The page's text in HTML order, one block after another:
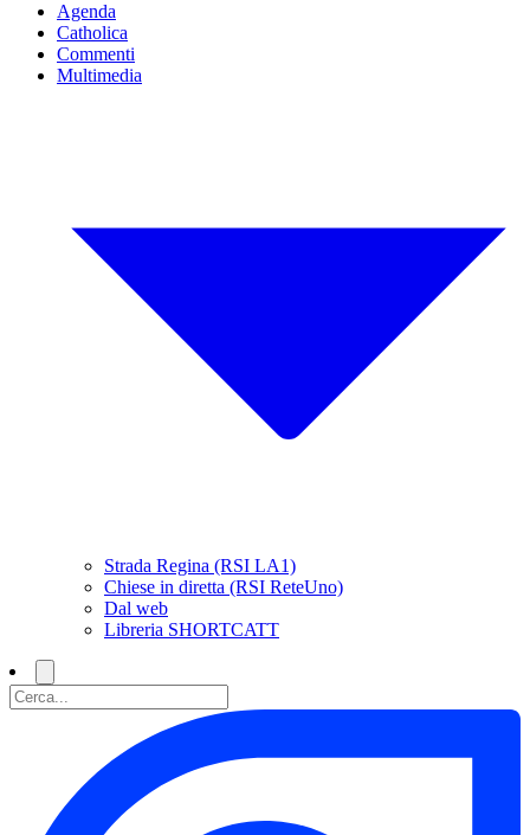
Agenda
Catholica
Commenti
Multimedia
Strada Regina (RSI LA1)
Chiese in diretta (RSI ReteUno)
Dal web
Libreria SHORTCATT